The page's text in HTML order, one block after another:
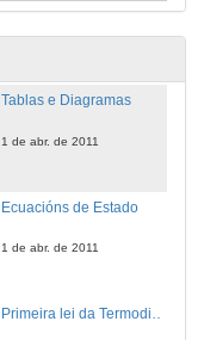
1 de abr. de 2011
Tablas e Diagramas
1 de abr. de 2011
Ecuacións de Estado
1 de abr. de 2011
Primeira lei da Termodinámica